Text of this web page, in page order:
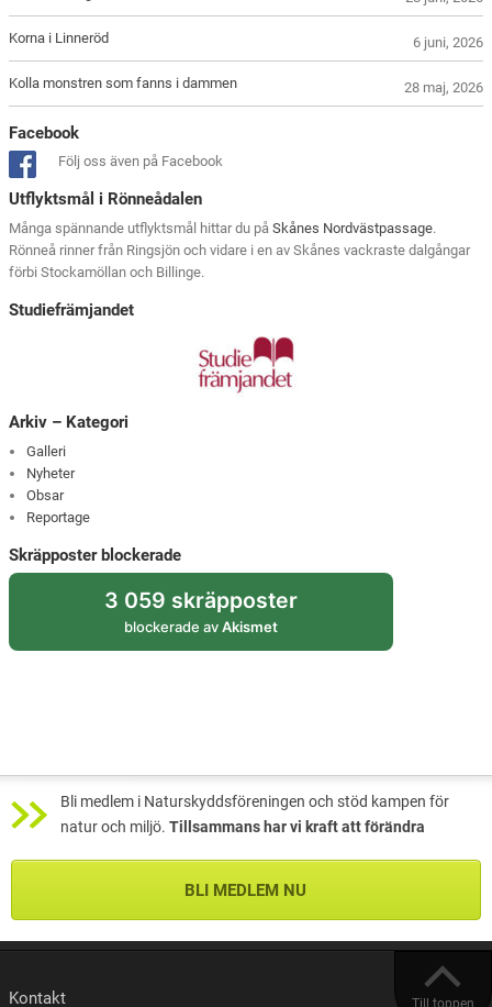
Korna i Linneröd 6 juni, 2026
Kolla monstren som fanns i dammen 28 maj, 2026
Facebook
Följ oss även på Facebook
Utflyktsmål i Rönneådalen
Många spännande utflyktsmål hittar du påSkånes Nordvästpassage.
Rönneå rinner från Ringsjön och vidare i en av Skånes vackraste dalgångar
förbi Stockamöllan och Billinge.
Studiefrämjandet
Arkiv – Kategori
Galleri
Nyheter
Obsar
Reportage
Skräpposter blockerade
3 059 skräpposter
blockerade avAkismet
Bli medlem i Naturskyddsföreningen och stöd kampen för
natur och miljö. Tillsammans har vi kraft att förändra
BLI MEDLEM NU
Till toppen
Kontakt